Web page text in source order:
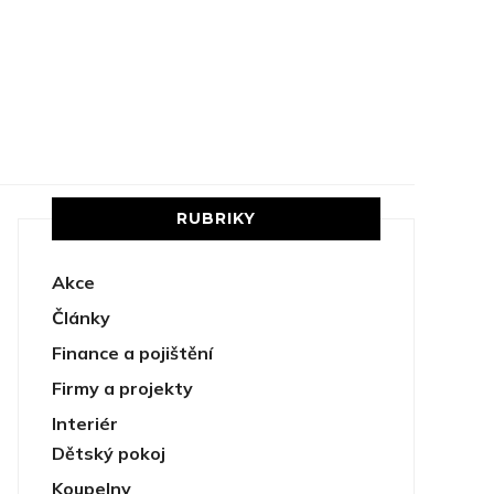
RUBRIKY
Akce
Články
Finance a pojištění
Firmy a projekty
Interiér
Dětský pokoj
Koupelny